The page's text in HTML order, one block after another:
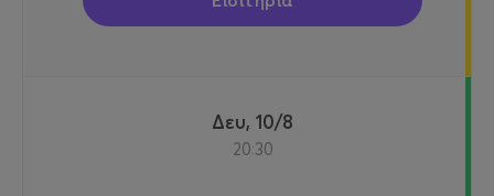
Δευ, 10/8
20:30